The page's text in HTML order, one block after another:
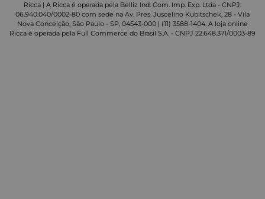
Ricca | A Ricca é operada pela Belliz Ind. Com. Imp. Exp. Ltda - CNPJ:
06.940.040/0002-80 com sede na Av. Pres. Juscelino Kubitschek, 28 - Vila
Nova Conceição, São Paulo - SP, 04543-000 | (11) 3588-1404. A loja online
Ricca é operada pela Full Commerce do Brasil S.A. - CNPJ 22.648.371/0003-89